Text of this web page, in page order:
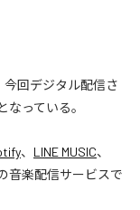
今回デジタル配信さ
なっている。
、 LINE MUSIC、
音楽配信サービスで